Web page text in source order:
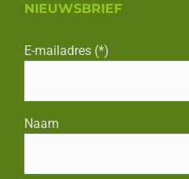
NIEUWSBRIEF
E-mailadres (*)
Naam